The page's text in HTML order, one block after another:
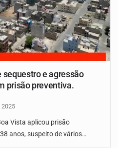
sequestro e agressão
prisão preventiva.
2025
Vista aplicou prisão
anos, suspeito de vários…